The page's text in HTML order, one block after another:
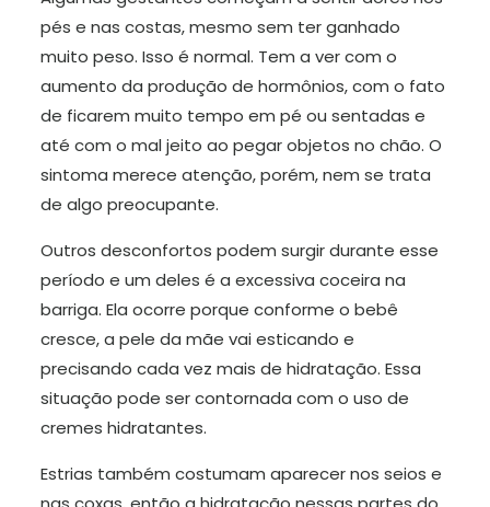
pés e nas costas, mesmo sem ter ganhado
muito peso. Isso é normal. Tem a ver com o
aumento da produção de hormônios, com o fato
de ficarem muito tempo em pé ou sentadas e
até com o mal jeito ao pegar objetos no chão. O
sintoma merece atenção, porém, nem se trata
de algo preocupante.
Outros desconfortos podem surgir durante esse
período e um deles é a excessiva coceira na
barriga. Ela ocorre porque conforme o bebê
cresce, a pele da mãe vai esticando e
precisando cada vez mais de hidratação. Essa
situação pode ser contornada com o uso de
cremes hidratantes.
Estrias também costumam aparecer nos seios e